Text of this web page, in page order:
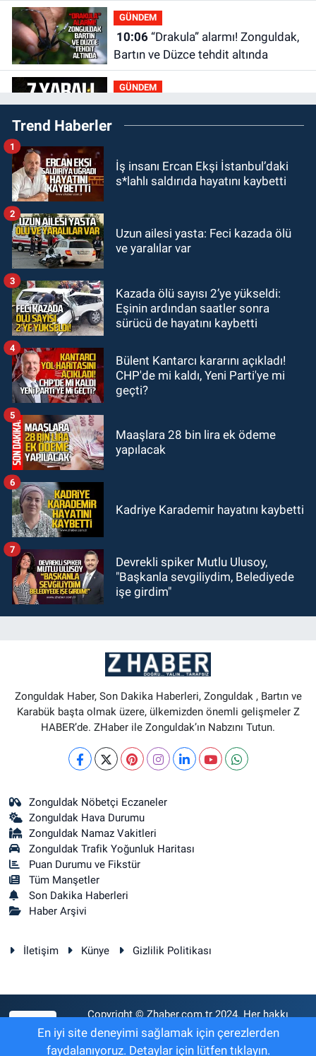
GÜNDEM
10:06“Drakula” alarmı! Zonguldak,
Bartın ve Düzce tehdit altında
GÜNDEM
09:52Karabük'te kaza yaptılar: 7
yaralı
GÜNDEM
09:43 Arkadaşlıklar & Dostluklar
00:40Merve Kır Müftüoğlu
Anadolu’yu karış karış geziyor, yeni
00:10Zonguldak'ta 15 yaşındaki
çocuk yaralandı
Trend Haberler
İş insanı Ercan Ekşi İstanbul’daki
s*lahlı saldırıda hayatını kaybetti
1
Uzun ailesi yasta: Feci kazada ölü
ve yaralılar var
2
Kazada ölü sayısı 2’ye yükseldi:
Eşinin ardından saatler sonra
sürücü de hayatını kaybetti
3
Bülent Kantarcı kararını açıkladı!
CHP'de mi kaldı, Yeni Parti'ye mi
geçti?
4
Maaşlara 28 bin lira ek ödeme
yapılacak
5
Kadriye Karademir hayatını kaybetti
6
Devrekli spiker Mutlu Ulusoy,
"Başkanla sevgiliydim, Belediyede
işe girdim"
7
Zonguldak Haber, Son Dakika Haberleri, Zonguldak , Bartın ve
Karabük başta olmak üzere, ülkemizden önemli gelişmeler Z
HABER’de. ZHaber ile Zonguldak’ın Nabzını Tutun.
Zonguldak Nöbetçi Eczaneler
Zonguldak Hava Durumu
Zonguldak Namaz Vakitleri
Zonguldak Trafik Yoğunluk Haritası
Puan Durumu ve Fikstür
Tüm Manşetler
Son Dakika Haberleri
Haber Arşivi
İletişim Künye Gizlilik Politikası
Copyright © Zhaber.com.tr 2024. Her hakkı
saklıdır.
En iyi site deneyimi sağlamak için çerezlerden
faydalanıyoruz. Detaylar için lütfen tıklayın.